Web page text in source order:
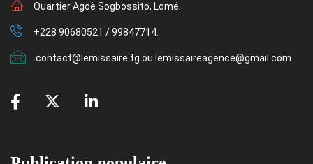
Quartier Agoè Sogbossito, Lomé.
+228 90680521 / 99847714.
contact@lemissaire.tg ou lemissaireagence@gmail.com